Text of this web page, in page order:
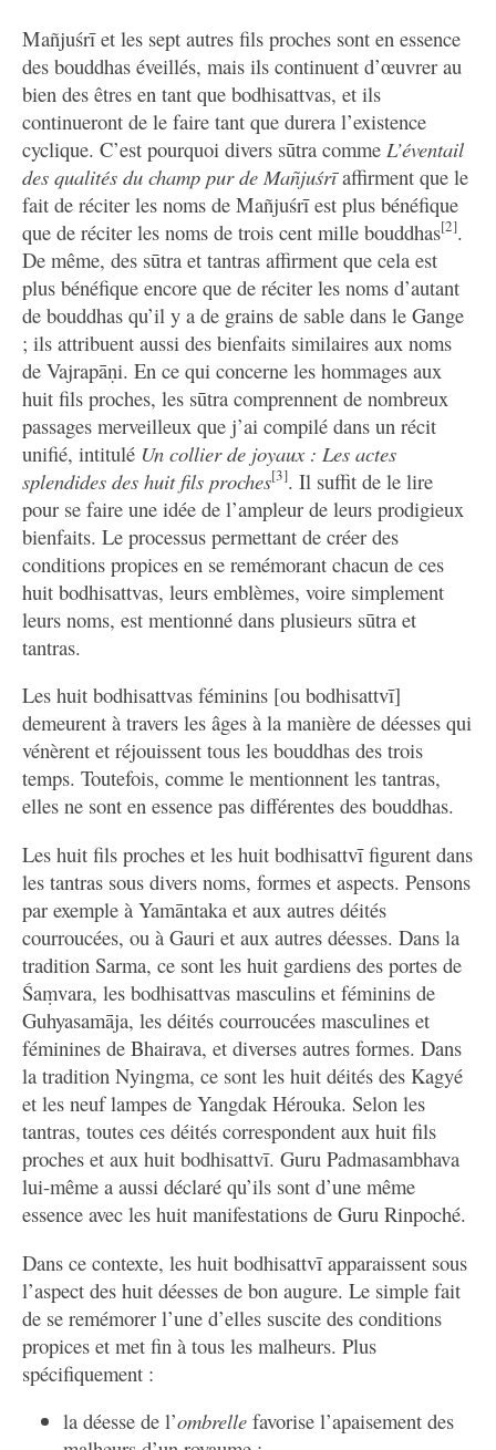
Mañjuśrī et les sept autres fils proches sont en essence
des bouddhas éveillés, mais ils continuent d’œuvrer au
bien des êtres en tant que bodhisattvas, et ils
continueront de le faire tant que durera l’existence
cyclique. C’est pourquoi divers sūtra comme L’éventail
des qualités du champ pur de Mañjuśrīaffirment que le
fait de réciter les noms de Mañjuśrī est plus bénéfique
que de réciter les noms de trois cent mille bouddhas[2].
De même, des sūtra et tantras affirment que cela est
plus bénéfique encore que de réciter les noms d’autant
de bouddhas qu’il y a de grains de sable dans le Gange
; ils attribuent aussi des bienfaits similaires aux noms
de Vajrapāṇi. En ce qui concerne les hommages aux
huit fils proches, les sūtra comprennent de nombreux
passages merveilleux que j’ai compilé dans un récit
unifié, intitulé Un collier de joyaux : Les actes
splendides des huit fils proches[3]. Il suffit de le lire
pour se faire une idée de l’ampleur de leurs prodigieux
bienfaits. Le processus permettant de créer des
conditions propices en se remémorant chacun de ces
huit bodhisattvas, leurs emblèmes, voire simplement
leurs noms, est mentionné dans plusieurs sūtra et
tantras.
Les huit bodhisattvas féminins [ou bodhisattvī]
demeurent à travers les âges à la manière de déesses qui
vénèrent et réjouissent tous les bouddhas des trois
temps. Toutefois, comme le mentionnent les tantras,
elles ne sont en essence pas différentes des bouddhas.
Les huit fils proches et les huit bodhisattvī figurent dans
les tantras sous divers noms, formes et aspects. Pensons
par exemple à Yamāntaka et aux autres déités
courroucées, ou à Gauri et aux autres déesses. Dans la
tradition Sarma, ce sont les huit gardiens des portes de
Śaṃvara, les bodhisattvas masculins et féminins de
Guhyasamāja, les déités courroucées masculines et
féminines de Bhairava, et diverses autres formes. Dans
la tradition Nyingma, ce sont les huit déités des Kagyé
et les neuf lampes de Yangdak Hérouka. Selon les
tantras, toutes ces déités correspondent aux huit fils
proches et aux huit bodhisattvī. Guru Padmasambhava
lui-même a aussi déclaré qu’ils sont d’une même
essence avec les huit manifestations de Guru Rinpoché.
Dans ce contexte, les huit bodhisattvī apparaissent sous
l’aspect des huit déesses de bon augure. Le simple fait
de se remémorer l’une d’elles suscite des conditions
propices et met fin à tous les malheurs. Plus
spécifiquement :
la déesse de l’ombrelle favorise l’apaisement des